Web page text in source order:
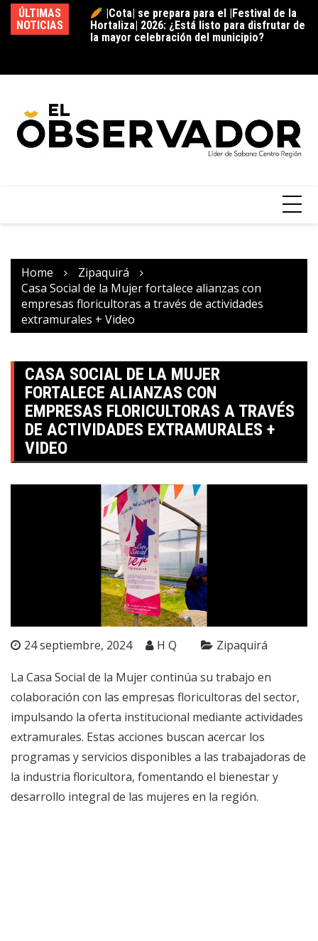
ÚLTIMAS
NOTICIAS
|Cota| se prepara para el |Festival de la
Hortaliza| 2026: ¿Está listo para disfrutar de
la mayor celebración del municipio?
|Tocancipá| abre convocatoria para las
Video
Home
Zipaquirá
Casa Social de la Mujer fortalece alianzas con
empresas floricultoras a través de actividades
extramurales + Video
CASA SOCIAL DE LA MUJER
FORTALECE ALIANZAS CON
EMPRESAS FLORICULTORAS A TRAVÉS
DE ACTIVIDADES EXTRAMURALES +
VIDEO
24 septiembre, 2024 H Q Zipaquirá
La Casa Social de la Mujer continúa su trabajo en
colaboración con las empresas floricultoras del sector,
impulsando la oferta institucional mediante actividades
extramurales. Estas acciones buscan acercar los
programas y servicios disponibles a las trabajadoras de
la industria floricultora, fomentando el bienestar y
desarrollo integral de las mujeres en la región.